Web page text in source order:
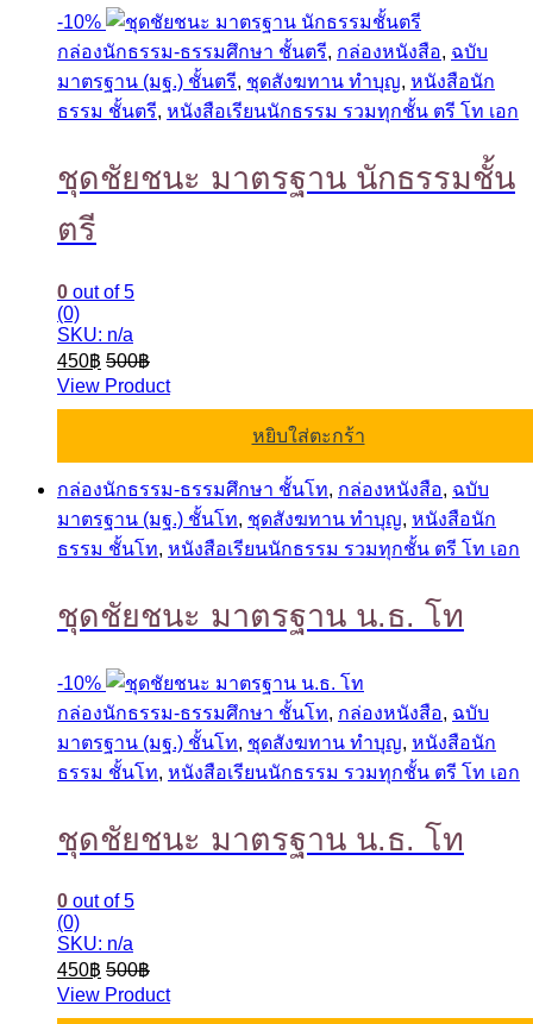
-10%
กล่องนักธรรม-ธรรมศึกษา ชั้นตรี, กล่องหนังสือ, ฉบับ
มาตรฐาน (มฐ.) ชั้นตรี, ชุดสังฆทาน ทำบุญ, หนังสือนัก
ธรรม ชั้นตรี, หนังสือเรียนนักธรรม รวมทุกชั้น ตรี โท เอก
ชุดชัยชนะ มาตรฐาน นักธรรมชั้น
ตรี
0 out of 5
(0)
SKU: n/a
450฿ 500฿
View Product
หยิบใส่ตะกร้า
กล่องนักธรรม-ธรรมศึกษา ชั้นโท, กล่องหนังสือ, ฉบับ
มาตรฐาน (มฐ.) ชั้นโท, ชุดสังฆทาน ทำบุญ, หนังสือนัก
ธรรม ชั้นโท, หนังสือเรียนนักธรรม รวมทุกชั้น ตรี โท เอก
ชุดชัยชนะ มาตรฐาน น.ธ. โท
-10%
กล่องนักธรรม-ธรรมศึกษา ชั้นโท, กล่องหนังสือ, ฉบับ
มาตรฐาน (มฐ.) ชั้นโท, ชุดสังฆทาน ทำบุญ, หนังสือนัก
ธรรม ชั้นโท, หนังสือเรียนนักธรรม รวมทุกชั้น ตรี โท เอก
ชุดชัยชนะ มาตรฐาน น.ธ. โท
0 out of 5
(0)
SKU: n/a
450฿ 500฿
View Product